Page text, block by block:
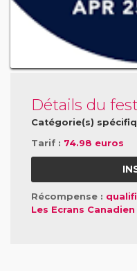
Détails du
Catégorie(s)
Tarif : 74.98 euros
Récompense :
Les Ecrans Canadien